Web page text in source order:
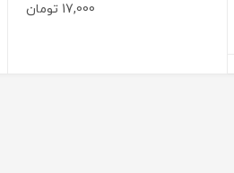
17,000 تومان